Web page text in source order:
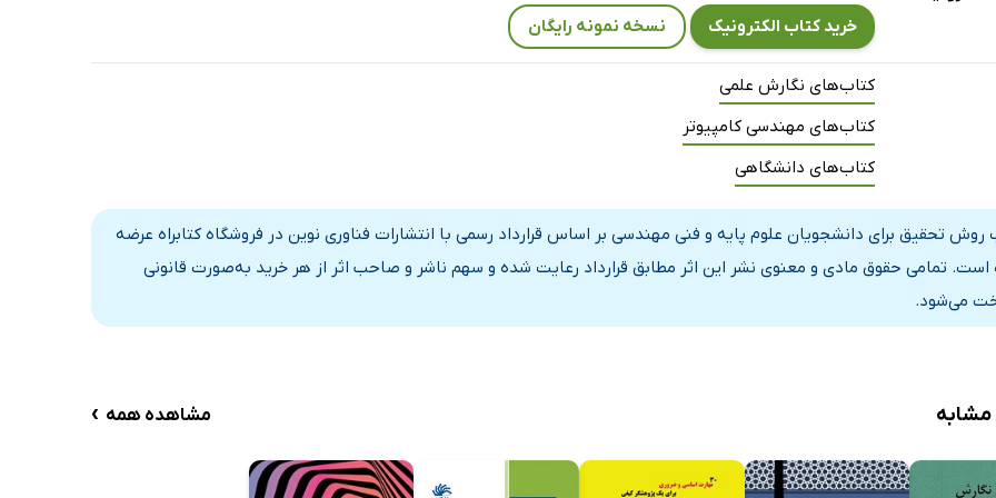
آماری
داده‌های تحقیق
داده‌های تحقیق
تحقیق
خرید کتاب الکترونیک نسخه نمونه رایگان
کتاب‌های نگارش علمی
کتاب‌های مهندسی کامپیوتر
کتاب‌های دانشگاهی
روش تحقیق برای دانشجویان علوم پایه و فنی مهندسی بر اساس قرارداد رسمی با انتشارات فناوری نوین در فروشگاه کتابراه عرضه
تمامی حقوق مادی و معنوی نشر این اثر مطابق قرارداد رعایت شده و سهم ناشر و صاحب اثر از هر خرید به‌صورت قانونی
می‌شود.
مشاهده همه ›